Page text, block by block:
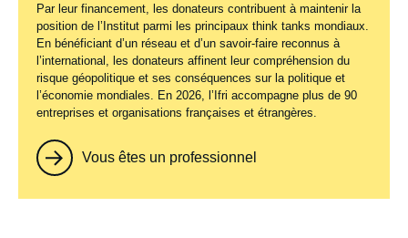
Par leur financement, les donateurs contribuent à maintenir la
position de l’Institut parmi les principaux think tanks mondiaux.
En bénéficiant d’un réseau et d’un savoir-faire reconnus à
l’international, les donateurs affinent leur compréhension du
risque géopolitique et ses conséquences sur la politique et
l’économie mondiales. En 2026, l’Ifri accompagne plus de 90
entreprises et organisations françaises et étrangères.
Vous êtes un professionnel